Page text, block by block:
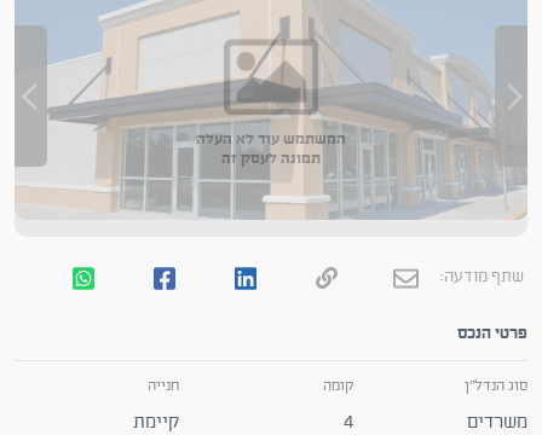
המשתמש עוד לא העלה
תמונה לעסק זה
שתף מודעה:
פרטי הנכס
סוג הנדל"ן
משרדים
קומה
4
חנייה
קיימת